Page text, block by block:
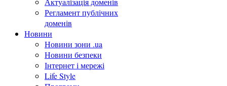
Регламент публічних
доменів
Новини
Новини зони .ua
Новини безпеки
Інтернет і мережі
Life Style